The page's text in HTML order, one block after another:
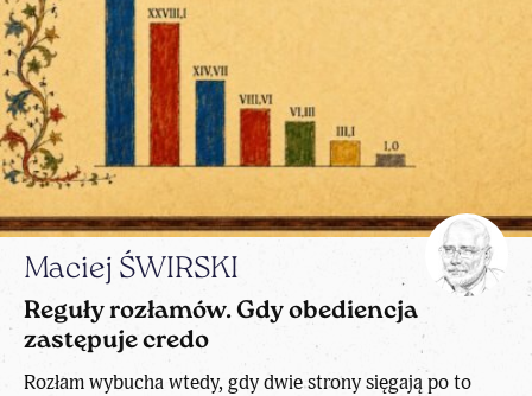
Maciej ŚWIRSKI
Reguły rozłamów. Gdy obediencja
zastępuje credo
Rozłam wybucha wtedy, gdy dwie strony sięgają po to